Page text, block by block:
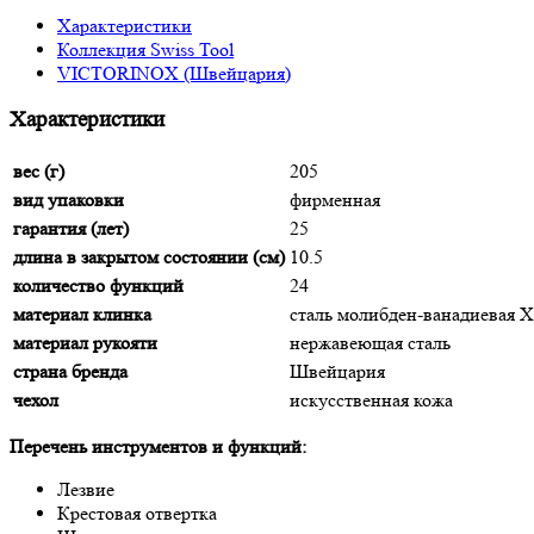
Характеристики
Коллекция Swiss Tool
VICTORINOX (Швейцария)
Характеристики
вес (г)
205
вид упаковки
фирменная
гарантия (лет)
25
длина в закрытом состоянии (см) 10.5
количество функций
24
материал клинка
сталь молибден-ванадиевая
материал рукояти
нержавеющая сталь
страна бренда
Швейцария
чехол
искусственная кожа
Перечень инструментов и функций:
Лезвие
Крестовая отвертка